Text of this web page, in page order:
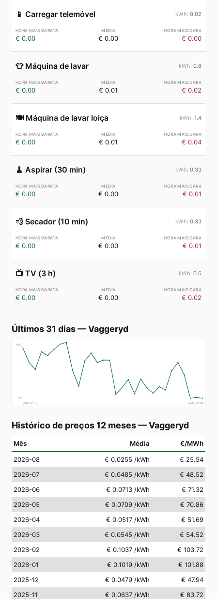
📱 Carregar telemóvel 0.02
€ 0.00 € 0.00 € 0.00
👕 Máquina de lavar 0.8
€ 0.00 € 0.01 € 0.02
🍽️ Máquina de lavar loiça 1.4
€ 0.00 € 0.01 € 0.04
🧹 Aspirar (30 min) 0.33
€ 0.00 € 0.00 € 0.01
💨 Secador (10 min) 0.33
€ 0.00 € 0.00 € 0.01
📺 TV (3 h) 0.6
€ 0.00 € 0.00 € 0.02
Últimos 31 dias—Vaggeryd
€83
€7
2026-07-10
2026-08-08
Histórico de preços 12 meses—Vaggeryd
Mês Média €/MWh
2026-08 € 0.0255 /kWh
€ 25.54
2026-07
€ 0.0485 /kWh
€ 48.52
2026-06
€ 0.0713 /kWh
€ 71.32
2026-05
€ 0.0709 /kWh
€ 70.86
2026-04
€ 0.0517 /kWh
€ 51.69
2026-03
€ 0.0545 /kWh
€ 54.52
2026-02
€ 0.1037 /kWh
€ 103.72
2026-01
€ 0.1019 /kWh
€ 101.88
2025-12
€ 0.0479 /kWh
€ 47.94
2025-11
€ 0.0637 /kWh
€ 63.72